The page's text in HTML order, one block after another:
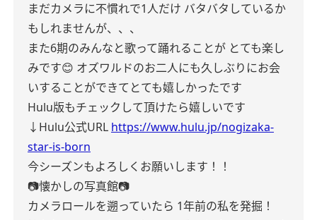
まだカメラに不慣れで1人だけ バタバタしているか
もしれませんが、、、
また6期のみんなと歌って踊れることが とても楽し
みです😊 オズワルドのお二人にも久しぶりにお会
いすることができてとても嬉しかったです
Hulu版もチェックして頂けたら嬉しいです
↓Hulu公式URL https://www.hulu.jp/nogizaka-
star-is-born
今シーズンもよろしくお願いします！！
📷懐かしの写真館📷
カメラロールを遡っていたら 1年前の私を発掘！